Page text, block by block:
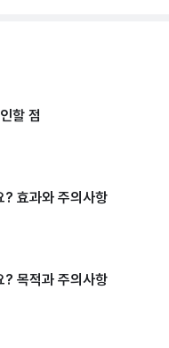
할 점
? 효과와 주의사항
? 목적과 주의사항